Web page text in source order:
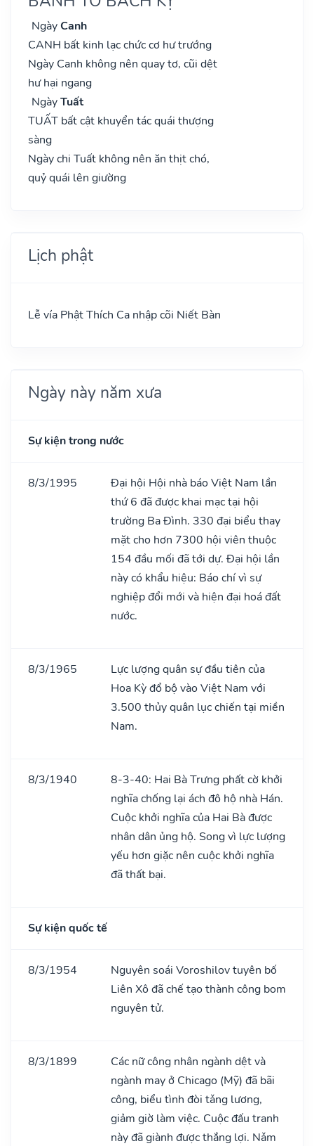
NgàyCanh
CANH bất kinh lạc chức cơ hư trướng
Ngày Canh không nên quay tơ, cũi dệt
hư hại ngang
NgàyTuất
TUẤT bất cật khuyển tác quái thượng
sàng
Ngày chi Tuất không nên ăn thịt chó,
quỷ quái lên giường
Lịch phật
Lễ vía Phật Thích Ca nhập cõi Niết Bàn
Ngày này năm xưa
Sự kiện trong nước
8/3/1995
Đại hội Hội nhà báo Việt Nam lần
thứ 6 đã được khai mạc tại hội
trường Ba Đình. 330 đại biểu thay
mặt cho hơn 7300 hội viên thuộc
154 đầu mối đã tới dự. Đại hội lần
này có khẩu hiệu: Báo chí vì sự
nghiệp đổi mới và hiện đại hoá đất
nước.
8/3/1965
Lực lượng quân sự đầu tiên của
Hoa Kỳ đổ bộ vào Việt Nam với
3.500 thủy quân lục chiến tại miền
Nam.
8/3/1940
8-3-40: Hai Bà Trưng phất cờ khởi
nghĩa chống lại ách đô hộ nhà Hán.
Cuộc khởi nghĩa của Hai Bà được
nhân dân ủng hộ. Song vì lực lượng
yếu hơn giặc nên cuộc khởi nghĩa
đã thất bại.
Sự kiện quốc tế
8/3/1954
Nguyên soái Voroshilov tuyên bố
Liên Xô đã chế tạo thành công bom
nguyên tử.
8/3/1899
Các nữ công nhân ngành dệt và
ngành may ở Chicago (Mỹ) đã bãi
công, biểu tình đòi tǎng lương,
giảm giờ làm việc. Cuộc đấu tranh
này đã giành được thắng lợi. Nǎm